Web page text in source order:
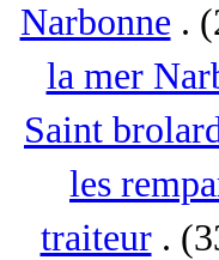
Narbonne .
la mer
Saint
les
traiteur.